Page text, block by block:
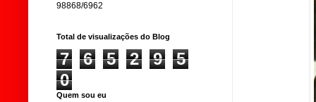
98868/6962
Total de visualizações do Blog
7 6 5 2 9
5
0
Quem sou eu